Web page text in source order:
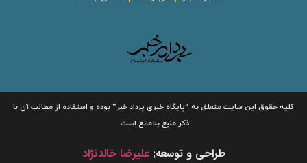
کلیه حقوق این سایت متعلق به“پایگاه خبریپرداد خبر”بوده و استفاده از مطالب آن با
ذکر منبع بلامانع است.
طراحی و توسعه:علیرضا خالدنژاد